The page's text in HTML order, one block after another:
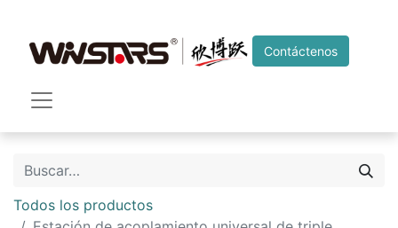
Contáctenos
Todos los productos